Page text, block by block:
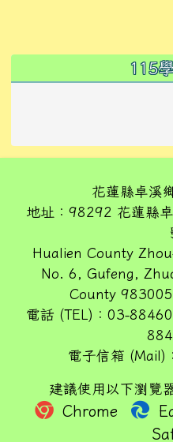
115
花蓮縣卓溪
地址：98292 花蓮縣
Hualien County
No. 6, Gufeng,
County
電話 (TEL)：03-
電子信箱 (Mail)：
建議使用以下瀏覽
Chrome